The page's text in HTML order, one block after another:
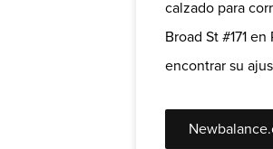
calzado para
Broad St #171
encontrar su